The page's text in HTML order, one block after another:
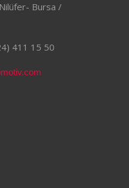
Bursa /
411 15 50